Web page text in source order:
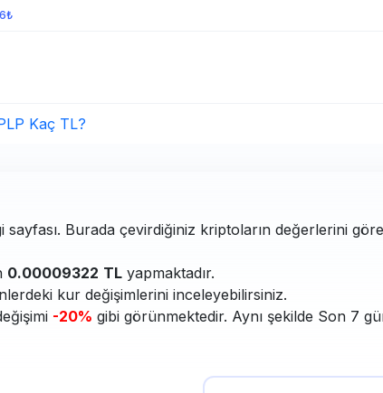
Kaç TL?
Burada çevirdiğiniz kriptoların değerlerini
0.00009322 TL yapmaktadır.
kur değişimlerini inceleyebilirsiniz.
-20% gibi görünmektedir. Aynı şekilde Son 7